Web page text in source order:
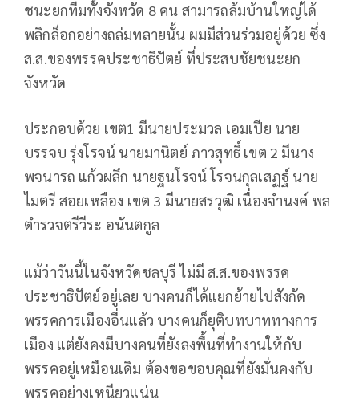
ชนะยกทีมทั้งจังหวัด 8 คน สามารถล้มบ้านใหญ่ได้
พลิกล็อกอย่างถล่มทลายนั้น ผมมีส่วนร่วมอยู่ด้วย ซึ่ง
ส.ส.ของพรรคประชาธิปัตย์ ที่ประสบชัยชนะยก
จังหวัด
ประกอบด้วย เขต1 มีนายประมวล เอมเปีย นาย
บรรจบ รุ่งโรจน์ นายมานิตย์ ภาวสุทธิ์ เขต 2 มีนาง
พจนารถ แก้วผลึก นายฐนโรจน์ โรจนกุลเสฏฐ์ นาย
ไมตรี สอยเหลือง เขต 3 มีนายสรวุฒิ เนื่องจำนงค์ พล
ตำรวจตรีวีระ อนันตกูล
แม้ว่าวันนี้ในจังหวัดชลบุรี ไม่มี ส.ส.ของพรรค
ประชาธิปัตย์อยู่เลย บางคนก็ได้แยกย้ายไปสังกัด
พรรคการเมืองอื่นแล้ว บางคนก็ยุติบทบาททางการ
เมือง แต่ยังคงมีบางคนที่ยังลงพื้นที่ทำงานให้กับ
พรรคอยู่เหมือนเดิม ต้องขอขอบคุณที่ยังมั่นคงกับ
พรรคอย่างเหนียวแน่น